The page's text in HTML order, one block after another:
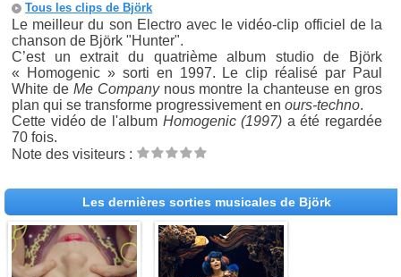
Tous les clips de Björk
Le meilleur du son Electro avec le vidéo-clip officiel de la
chanson de Björk "Hunter".
C’est un extrait du quatrième album studio de Björk
« Homogenic » sorti en 1997. Le clip réalisé par Paul
White de Me Companynous montre la chanteuse en gros
plan qui se transforme progressivement enours-techno.
Cette vidéo de l'album Homogenic (1997) a été regardée
70 fois.
Note des visiteurs :
Les dernières sorties musicales de Björk